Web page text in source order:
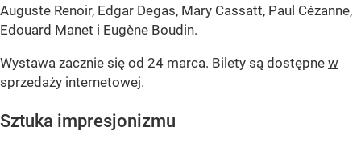
Auguste Renoir, Edgar Degas, Mary Cassatt, Paul Cézanne,
Edouard Manet i Eugène Boudin.
Wystawa zacznie się od 24 marca. Bilety są dostępne w
sprzedaży internetowej.
Sztuka impresjonizmu